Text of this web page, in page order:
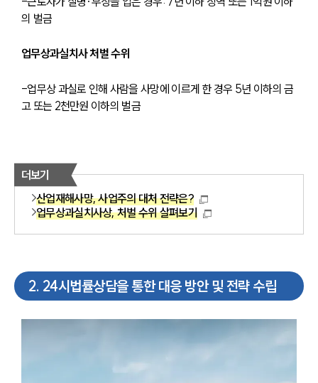
의 벌금
업무상과실치사 처벌 수위
-업무상 과실로 인해 사람을 사망에 이르게 한 경우 5년 이하의 금
고 또는 2천만원 이하의 벌금
더보기
산업재해사망, 사업주의 대처 전략은?
업무상과실치사상, 처벌 수위 살펴보기
2. 24시법률상담을 통한 대응 방안 및 전략 수립